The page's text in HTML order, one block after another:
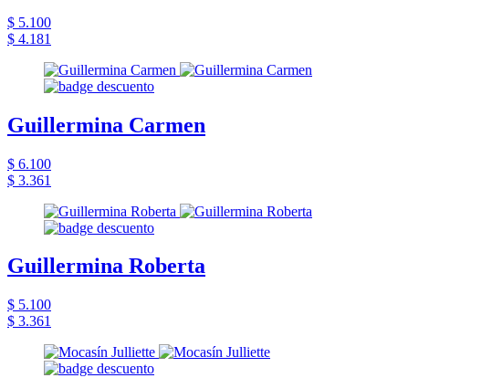
$ 5.100
$ 4.181
Guillermina Carmen
$ 6.100
$ 3.361
Guillermina Roberta
$ 5.100
$ 3.361